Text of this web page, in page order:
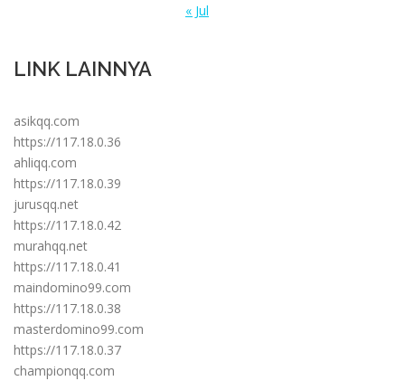
« Jul
LINK LAINNYA
asikqq.com
https://117.18.0.36
ahliqq.com
https://117.18.0.39
jurusqq.net
https://117.18.0.42
murahqq.net
https://117.18.0.41
maindomino99.com
https://117.18.0.38
masterdomino99.com
https://117.18.0.37
championqq.com